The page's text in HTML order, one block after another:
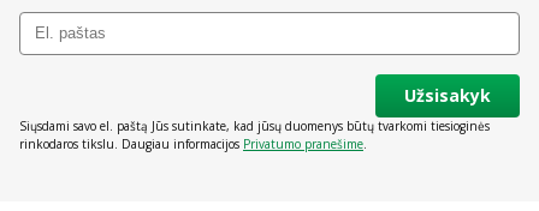
Užsisakyk
Siųsdami savo el. paštą Jūs sutinkate, kad jūsų duomenys būtų tvarkomi tiesioginės
rinkodaros tikslu. Daugiau informacijos Privatumo pranešime.